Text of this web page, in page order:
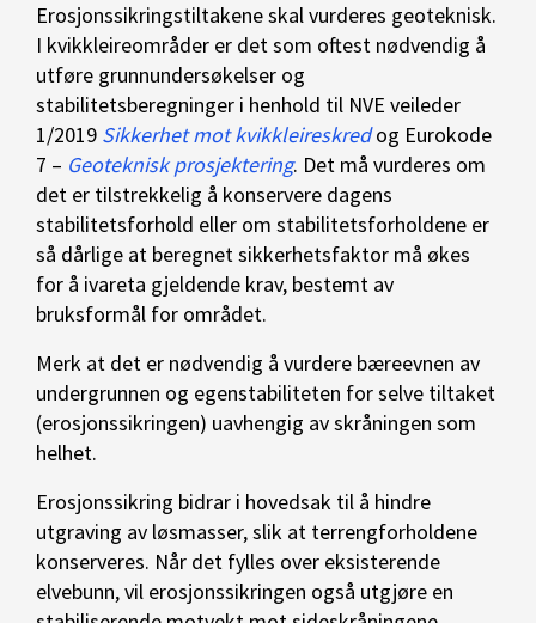
Erosjonssikringstiltakene skal vurderes geoteknisk.
I kvikkleireområder er det som oftest nødvendig å
utføre grunnundersøkelser og
stabilitetsberegninger i henhold til NVE veileder
1/2019 Sikkerhet mot kvikkleireskredog Eurokode
7 – Geoteknisk prosjektering. Det må vurderes om
det er tilstrekkelig å konservere dagens
stabilitetsforhold eller om stabilitetsforholdene er
så dårlige at beregnet sikkerhetsfaktor må økes
for å ivareta gjeldende krav, bestemt av
bruksformål for området.
Merk at det er nødvendig å vurdere bæreevnen av
undergrunnen og egenstabiliteten for selve tiltaket
(erosjonssikringen) uavhengig av skråningen som
helhet.
Erosjonssikring bidrar i hovedsak til å hindre
utgraving av løsmasser, slik at terrengforholdene
konserveres. Når det fylles over eksisterende
elvebunn, vil erosjonssikringen også utgjøre en